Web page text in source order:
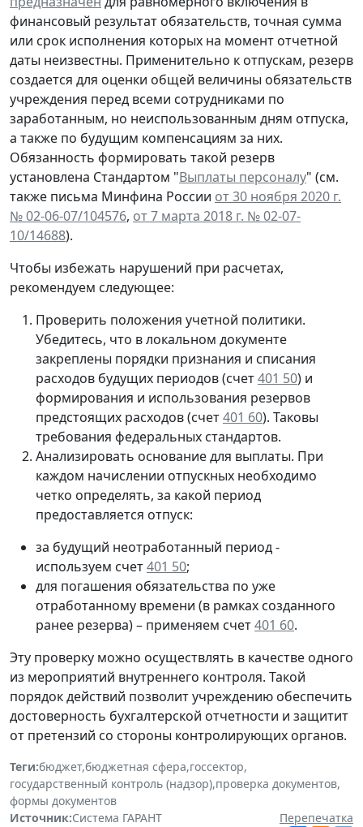
финансовый результат обязательств, точная сумма
или срок исполнения которых на момент отчетной
даты неизвестны. Применительно к отпускам, резерв
создается для оценки общей величины обязательств
учреждения перед всеми сотрудниками по
заработанным, но неиспользованным дням отпуска,
а также по будущим компенсациям за них.
Обязанность формировать такой резерв
установлена Стандартом "Выплаты персоналу" (см.
также письма Минфина России от 30 ноября 2020 г.
№ 02-06-07/104576, от 7 марта 2018 г. № 02-07-
10/14688).
Чтобы избежать нарушений при расчетах,
рекомендуем следующее:
Проверить положения учетной политики.
Убедитесь, что в локальном документе
закреплены порядки признания и списания
расходов будущих периодов (счет401 50) и
формирования и использования резервов
предстоящих расходов (счет401 60). Таковы
требования федеральных стандартов.
Анализировать основание для выплаты. При
каждом начислении отпускных необходимо
четко определять, за какой период
предоставляется отпуск:
за будущий неотработанный период -
используем счет401 50;
для погашения обязательства по уже
отработанному времени (в рамках созданного
ранее резерва) – применяем счет401 60.
Эту проверку можно осуществлять в качестве одного
из мероприятий внутреннего контроля. Такой
порядок действий позволит учреждению обеспечить
достоверность бухгалтерской отчетности и защитит
от претензий со стороны контролирующих органов.
Теги:бюджет,бюджетная сфера,госсектор,
государственный контроль (надзор),проверка документов,
формы документов
Источник:Система ГАРАНТ
Перепечатка